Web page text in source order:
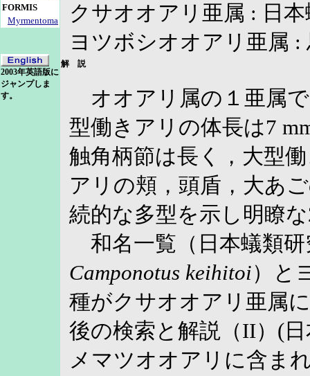
FORMIS
Myrmentoma
2003年英語版に
ジャンプしま
す。
クサオオアリ亜属 : 日
ヨツボシオオアリ亜属 :
解 説
オオアリ属の１亜属
型働きアリの体長は7
触角柄節は長く，大型
アリの頬，頭盾，大あ
続的な多型を示し明瞭
和名一覧（日本蟻類研
Camponotus keihitoi）と
種がクサオオアリ亜属
後の検索と解説（II）(
メマツオオアリに含ま